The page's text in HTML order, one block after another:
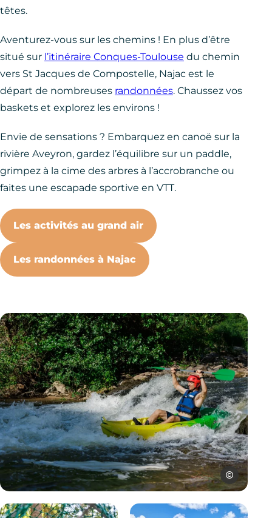
têtes.
Aventurez-vous sur les chemins ! En plus d’être
situé sur l’itinéraire Conques-Toulouse du chemin
vers St Jacques de Compostelle, Najac est le
départ de nombreuses randonnées. Chaussez vos
baskets et explorez les environs !
Envie de sensations ? Embarquez en canoë sur la
rivière Aveyron, gardez l’équilibre sur un paddle,
grimpez à la cime des arbres à l’accrobranche ou
faites une escapade sportive en VTT.
Les activités au grand air
Les randonnées à Najac
Ouvrir dans la galerie: Canoë à Najac sur la rivière
©Studio